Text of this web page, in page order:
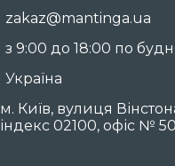
zakaz@mantinga.ua
з 9:00 до 18:00 по
Україна
м. Київ, вулиця
індекс 02100, офіс №